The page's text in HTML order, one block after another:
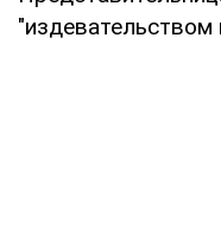
"издевательством